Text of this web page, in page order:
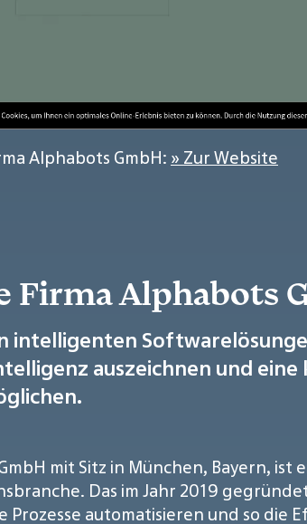
Alphabots GmbH: » Zur Website
Firma Alphabots
intelligenten
auszeichnen und
mit Sitz in München, Bayern,
Das im Jahr 2019
Prozesse automatisieren und so